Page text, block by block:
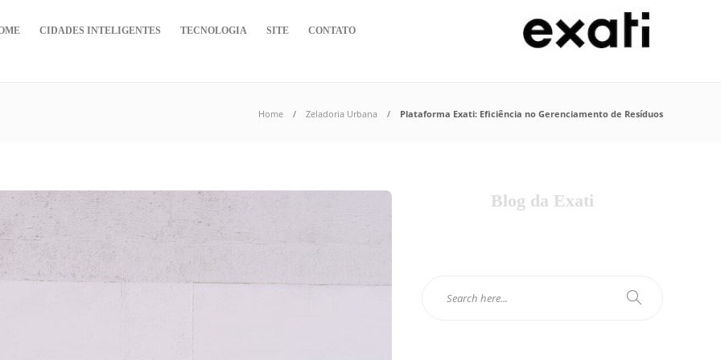
CIDADES INTELIGENTES TECNOLOGIA SITE CONTATO
Home Zeladoria Urbana Plataforma Exati: Eficiência no Gerenciamento de Resíduos
Blog da Exati